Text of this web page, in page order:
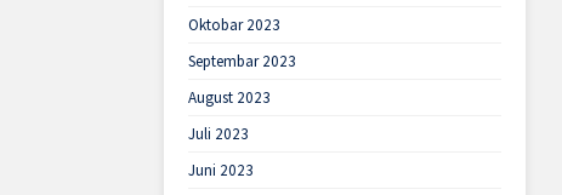
Oktobar 2023
Septembar 2023
August 2023
Juli 2023
Juni 2023